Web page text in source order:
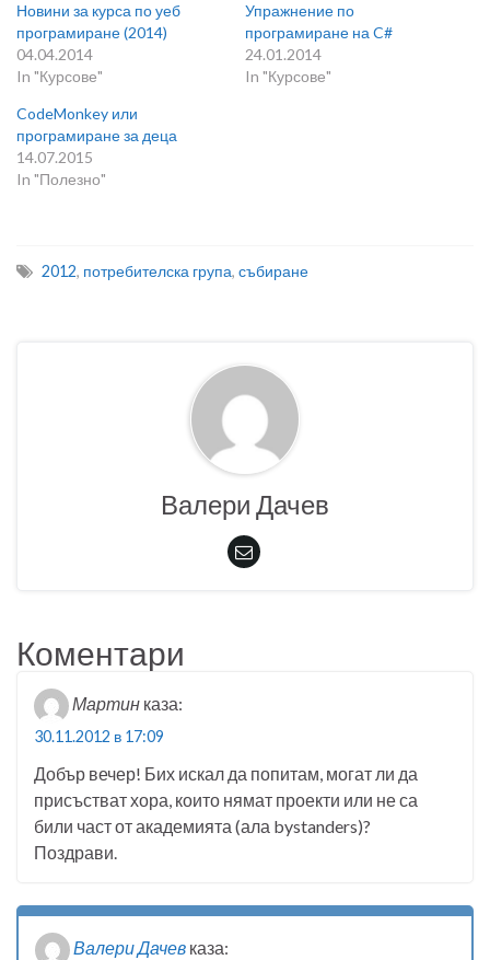
Новини за курса по уеб
програмиране (2014)
04.04.2014
In "Курсове"
Упражнение по
програмиране на C#
24.01.2014
In "Курсове"
CodeMonkey или
програмиране за деца
14.07.2015
In "Полезно"
2012, потребителска група, събиране
Валери Дачев
Коментари
Мартин каза:
30.11.2012 в 17:09
Добър вечер! Бих искал да попитам, могат ли да
присъстват хора, които нямат проекти или не са
били част от академията (ала bystanders)?
Поздрави.
Валери Дачев каза: